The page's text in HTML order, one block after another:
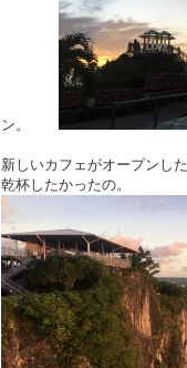
ン。
新しいカフェがオープンし
乾杯したかったの。